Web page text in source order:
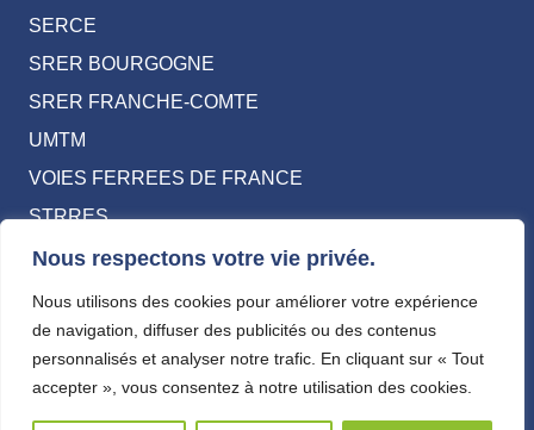
Nous respectons votre vie privée.
Nous utilisons des cookies pour améliorer votre expérience
de navigation, diffuser des publicités ou des contenus
personnalisés et analyser notre trafic. En cliquant sur « Tout
accepter », vous consentez à notre utilisation des cookies.
SERCE
SRER BOURGOGNE
SRER FRANCHE-COMTE
UMTM
VOIES FERREES DE FRANCE
STRRES
Mentions légales
Contact